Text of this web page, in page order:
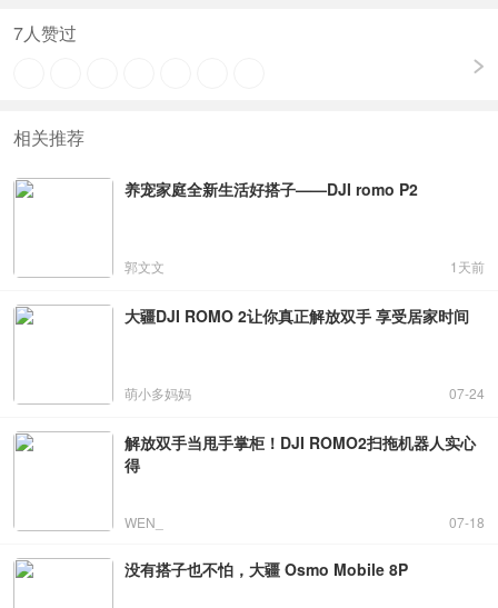
7人赞过
相关推荐
养宠家庭全新生活好搭子——DJI romo P2
郭文文 1天前
大疆DJI ROMO 2让你真正解放双手 享受居家时间
萌小多妈妈 07-24
解放双手当甩手掌柜！DJI ROMO2扫拖机器人实心
得
WEN_ 07-18
没有搭子也不怕，大疆 Osmo Mobile 8P